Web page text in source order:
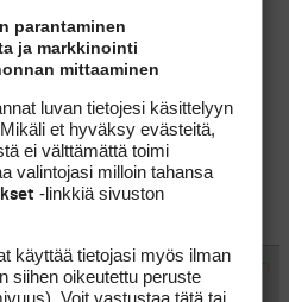
vettä ämpäriin ja sisään.
kimppuun ja syntyi
lyötiin tönittiin ja revittiin.
me tulemme sisään ja että
rauhassa vähintään 10-15
suomalaista
kaveri oli saksalainen!
ILMOITA ASIATON VIESTI
parantaminen
ja markkinointi
mittaaminen
luvan tietojesi käsittelyyn
et hyväksy evästeitä,
ei välttämättä toimi
valintojasi milloin tahansa
-linkkiä sivuston
käyttää tietojasi myös ilman
siihen oikeutettu peruste
Voit vastustaa tätä tai